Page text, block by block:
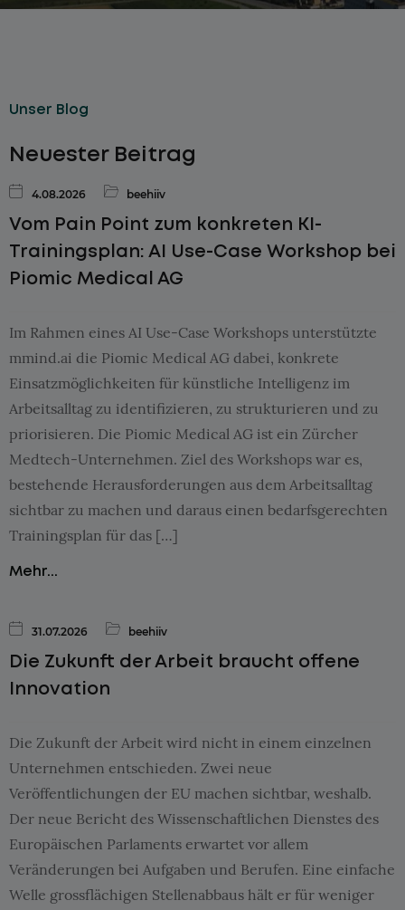
Unser Blog
Neuester Beitrag
4.08.2026 beehiiv
Vom Pain Point zum konkreten KI-
Trainingsplan: AI Use-Case Workshop bei
Piomic Medical AG
Im Rahmen eines AI Use-Case Workshops unterstützte
mmind.ai die Piomic Medical AG dabei, konkrete
Einsatzmöglichkeiten für künstliche Intelligenz im
Arbeitsalltag zu identifizieren, zu strukturieren und zu
priorisieren. Die Piomic Medical AG ist ein Zürcher
Medtech-Unternehmen. Ziel des Workshops war es,
bestehende Herausforderungen aus dem Arbeitsalltag
sichtbar zu machen und daraus einen bedarfsgerechten
Trainingsplan für das […]
Mehr...
31.07.2026 beehiiv
Die Zukunft der Arbeit braucht offene
Innovation
Die Zukunft der Arbeit wird nicht in einem einzelnen
Unternehmen entschieden. Zwei neue
Veröffentlichungen der EU machen sichtbar, weshalb.
Der neue Bericht des Wissenschaftlichen Dienstes des
Europäischen Parlaments erwartet vor allem
Veränderungen bei Aufgaben und Berufen. Eine einfache
Welle grossflächigen Stellenabbaus hält er für weniger